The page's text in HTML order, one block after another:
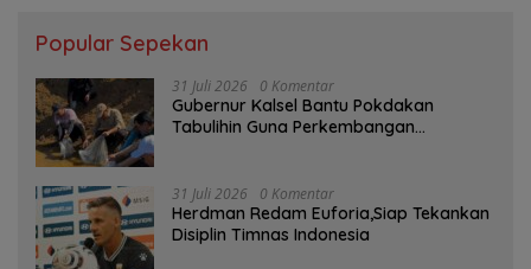
Popular Sepekan
31 Juli 2026 0 Komentar
Gubernur Kalsel Bantu Pokdakan
Tabulihin Guna Perkembangan
31 Juli 2026 0 Komentar
Herdman Redam Euforia,Siap Tekankan
Disiplin Timnas Indonesia